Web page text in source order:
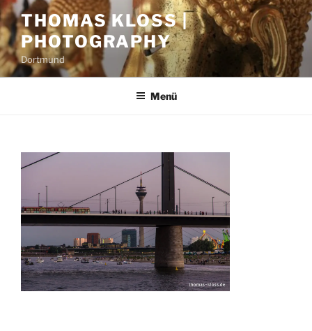
Zum
Inhalt
springen
THOMAS KLOSS |
PHOTOGRAPHY
Dortmund
Menü